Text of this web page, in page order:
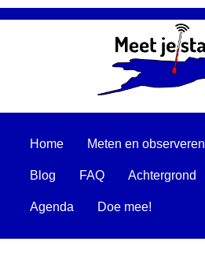
Home Meten en observeren
Blog FAQ Achtergrond
Agenda Doe mee!